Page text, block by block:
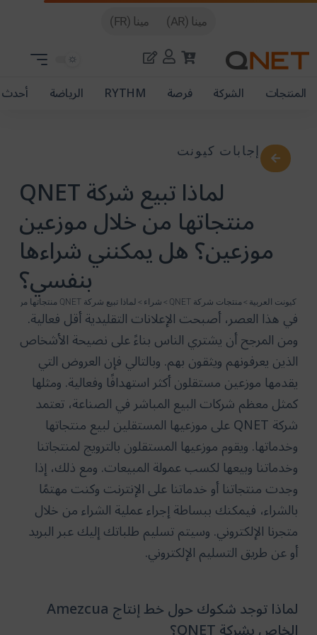
مينا (AR) مينا (FR)
المنتجات الشركة فرصة RYTHM الرياضة أحدث
إجابات كيونت
لماذا تبيع شركة QNET
منتجاتها من خلال موزعين
موزعين؟ هل يمكنني شراءها
بنفسي؟ كيونت العربية > منتجات شركة QNET > شراء > لماذا تبيع شركة QNET منتجاتها من خلال موزعين موزعين؟ هل يمكنني شراءها بنفسي؟
في هذا العصر، أصبحت الإعلانات التقليدية أقل فعالية.
ومن المرجح أن يشتري الناس بناءً على نصيحة الأشخاص
الذين يعرفونهم ويثقون بهم. وبالتالي فإن العروض التي
يقدمها موزعين مستقلون أكثر استهدافًا وفعالية. ومثلها
كمثل معظم شركات البيع المباشر في الصناعة، تعتمد
شركة QNET على موزعيها المستقلين لبيع منتجاتها
وخدماتها. ويقوم موزعيها المستقلون بالترويج لمنتجاتنا
وخدماتنا وبيعها لكسب عمولة المبيعات. ومع ذلك، إذا
وجدت منتجاتنا أو خدماتنا على الإنترنت وكنت مهتمًا
بالشراء، فيمكنك ببساطة إجراء عملية الشراء من خلال
متجرنا الإلكتروني. وسيتم تسليم طلباتك إليك عبر البريد
أو عن طريق التسليم الإلكتروني.
لماذا توجد شكوك حول خط إنتاج Amezcua